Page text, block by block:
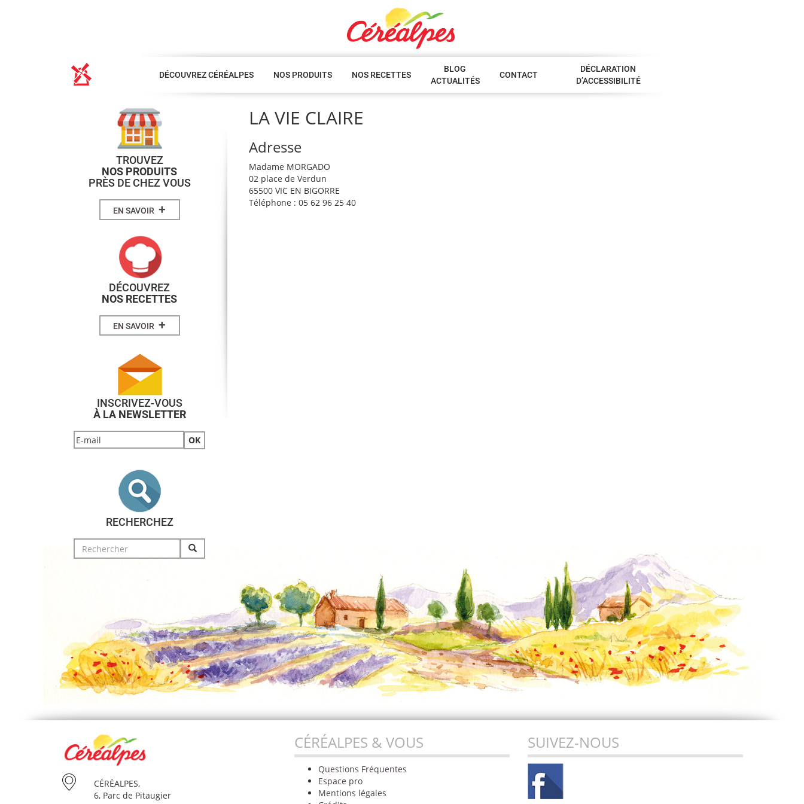
DÉCOUVREZ CÉRÉALPES NOS PRODUITS NOS RECETTES
BLOG
ACTUALITÉS
CONTACT
DÉCLARATION
D’ACCESSIBILITÉ
LA VIE CLAIRE
Adresse
Madame MORGADO
02 place de Verdun
65500 VIC EN BIGORRE
Téléphone : 05 62 96 25 40
TROUVEZ
NOS PRODUITS
PRÈS DE CHEZ VOUS
EN SAVOIR +
DÉCOUVREZ
NOS RECETTES
EN SAVOIR +
INSCRIVEZ-VOUS
À LA NEWSLETTER
RECHERCHEZ
Search
for:
CÉRÉALPES,
6, Parc de Pitaugier
CÉRÉALPES & VOUS
Questions Fréquentes
Espace pro
Mentions légales
SUIVEZ-NOUS